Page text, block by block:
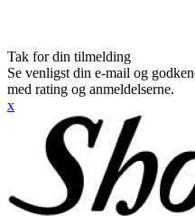
Tak for din tilmelding
Se venligst din e-mail og
med rating og anmeldelserne.
x